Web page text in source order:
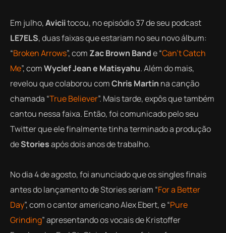
Em julho,Aviciitocou, no episódio 37 de seu podcast
LE7ELS, duas faixas que estariam no seu novo álbum:
“Broken Arrows”, com Zac Brown Bande “Can’t Catch
Me”, comWyclef Jean e Matisyahu. Além do mais,
revelou que colaborou comChris Martin na canção
chamada “True Believer”. Mais tarde, expôs que também
cantou nessa faixa. Então, foi comunicado pelo seu
Twitter que ele finalmente tinha terminado a produção
deStoriesapós dois anos de trabalho.
No dia 4 de agosto, foi anunciado que os singles finais
antes do lançamento deStoriesseriam “For a Better
Day”, com o cantor americano Alex Ebert, e “Pure
Grinding” apresentando os vocais de Kristoffer